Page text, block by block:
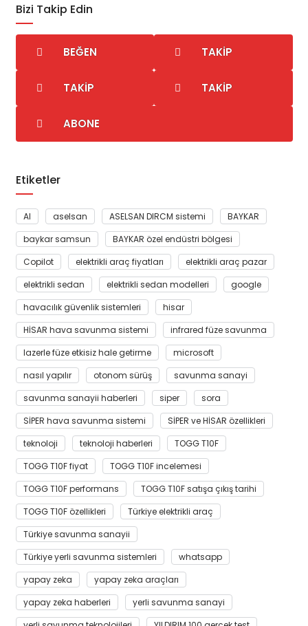
Bizi Takip Edin
BEĞEN TAKIP
TAKIP TAKIP
ABONE
Etiketler
AI aselsan ASELSAN DIRCM sistemi
BAYKAR
baykar samsun
BAYKAR özel endüstri bölgesi
Copilot
elektrikli araç fiyatları
elektrikli araç pazar
elektrikli sedan
elektrikli sedan modelleri
google
havacılık güvenlik sistemleri
hisar
HİSAR hava savunma sistemi
infrared füze savunma
lazerle füze etkisiz hale getirme
microsoft
nasıl yapılır
otonom sürüş
savunma sanayi
savunma sanayii haberleri
siper
sora
SİPER hava savunma sistemi
SİPER ve HİSAR özellikleri
teknoloji
teknoloji haberleri
TOGG T10F
TOGG T10F fiyat
TOGG T10F incelemesi
TOGG T10F performans
TOGG T10F satışa çıkış tarihi
TOGG T10F özellikleri
Türkiye elektrikli araç
Türkiye savunma sanayii
Türkiye yerli savunma sistemleri
whatsapp
yapay zeka
yapay zeka araçları
yapay zeka haberleri
yerli savunma sanayi